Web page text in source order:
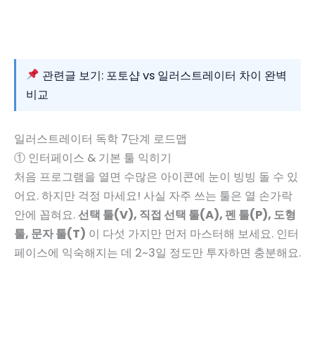
관련글 보기: 포토샵 vs 일러스트레이터 차이 완벽
비교
일러스트레이터 독학 7단계 로드맵
① 인터페이스 & 기본 툴 익히기
처음 프로그램을 열면 수많은 아이콘에 눈이 빙빙 돌 수 있
어요. 하지만 걱정 마세요! 사실 자주 쓰는 툴은 열 손가락
안에 꼽혀요. 선택 툴(V), 직접 선택 툴(A), 펜 툴(P), 도형
툴, 문자 툴(T) 이 다섯 가지만 먼저 마스터해 보세요. 인터
페이스에 익숙해지는 데 2~3일 정도만 투자하면 충분해요.